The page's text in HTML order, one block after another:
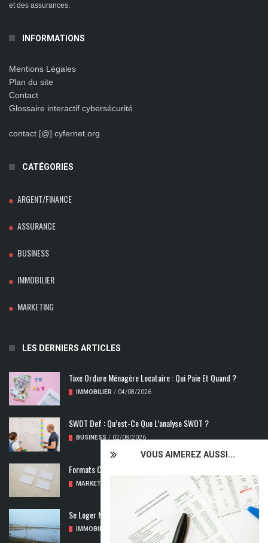
VOUS AIMEREZ AUSSI...
et des assurances.
INFORMATIONS
Mentions Légales
Plan du site
Contact
Glossaire interactif cybersécurité
contact [@] cyfernet.org
CATÉGORIES
ARGENT/FINANCE
ASSURANCE
BUSINESS
IMMOBILIER
MARKETING
LES DERNIERS ARTICLES
Taxe Ordure Ménagère Locataire : Qui Paie Et Quand ?
IMMOBILIER / 04/08/2026
SWOT Def : Qu’est-Ce Que L’analyse SWOT ?
BUSINESS / 02/08/2026
Formats Carte De Visite : Les Dimensions À Découvrir
MARKETING
Se Loger Neuf : Comment Choisir Un Logement Adapté
IMMOBILIER 31/07/2026